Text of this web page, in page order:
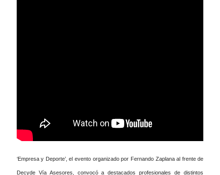
‘Empresa y Deporte’, el evento organizado por Fernando Zaplana al frente de
Decyde Vía Asesores, convocó a destacados profesionales de distintos